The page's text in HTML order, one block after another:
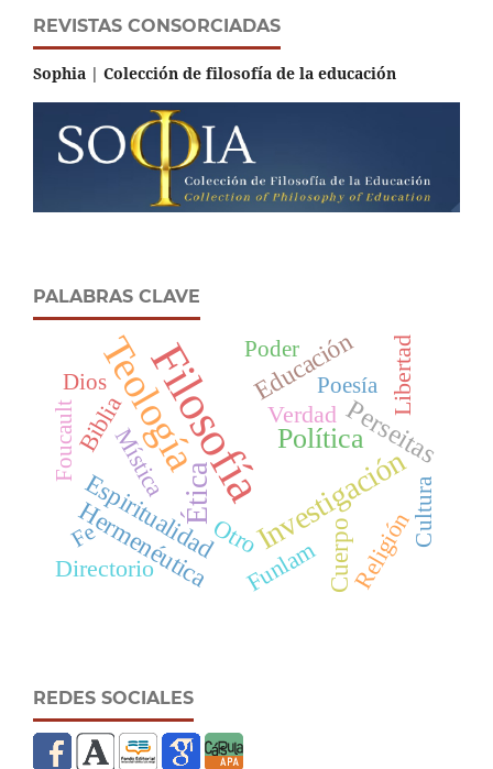
REVISTAS CONSORCIADAS
Sophia | Colección de filosofía de la educación
PALABRAS CLAVE
Filosofía
Teología
Investigación
Ética
PolíticaPerseitas
Educación
Espiritualidad
Hermenéutica Cuerpo
Funlam Religión
Mística
Libertad
Biblia
Directorio
Verdad
Otro
Poesía
Dios
Foucault
Poder
Cultura
Fe
REDES SOCIALES